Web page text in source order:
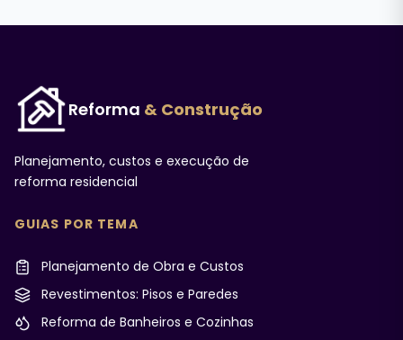
Reforma & Construção
Planejamento, custos e execução de
reforma residencial
GUIAS POR TEMA
Planejamento de Obra e Custos
Revestimentos: Pisos e Paredes
Reforma de Banheiros e Cozinhas